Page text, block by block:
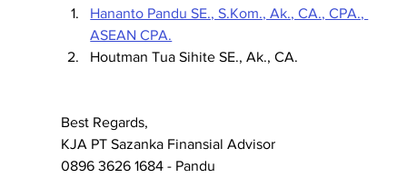
Hananto Pandu SE., S.Kom., Ak., CA., CPA.,
ASEAN CPA.
Houtman Tua Sihite SE., Ak., CA.
Best Regards,
KJA PT Sazanka Finansial Advisor
0896 3626 1684 - Pandu